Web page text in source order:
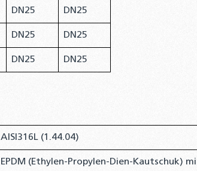
DN25 DN25
DN25 DN25
DN25 DN25
AISI316L (1.44.04)
EPDM (Ethylen-Propylen-Dien-Kautschuk)